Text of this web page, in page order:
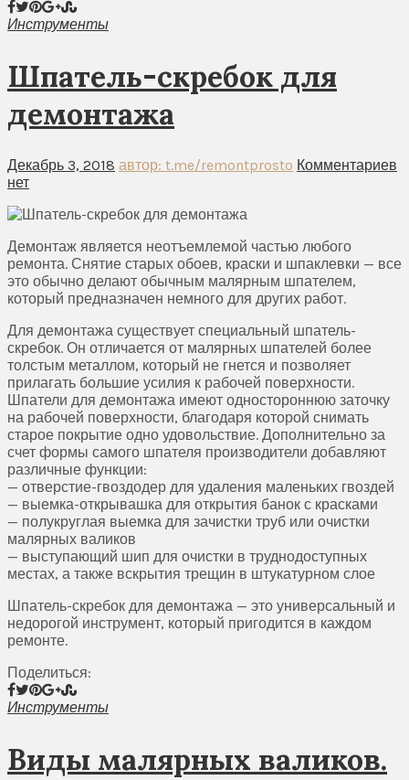
Инструменты
Шпатель-скребок для
демонтажа
Декабрь 3, 2018 автор: t.me/remontprosto Комментариев
нет
Демонтаж является неотъемлемой частью любого
ремонта. Снятие старых обоев, краски и шпаклевки — все
это обычно делают обычным малярным шпателем,
который предназначен немного для других работ.
Для демонтажа существует специальный шпатель-
скребок. Он отличается от малярных шпателей более
толстым металлом, который не гнется и позволяет
прилагать большие усилия к рабочей поверхности.
Шпатели для демонтажа имеют одностороннюю заточку
на рабочей поверхности, благодаря которой снимать
старое покрытие одно удовольствие. Дополнительно за
счет формы самого шпателя производители добавляют
различные функции:
— отверстие-гвоздодер для удаления маленьких гвоздей
— выемка-открывашка для открытия банок с красками
— полукруглая выемка для зачистки труб или очистки
малярных валиков
— выступающий шип для очистки в труднодоступных
местах, а также вскрытия трещин в штукатурном слое
Шпатель-скребок для демонтажа — это универсальный и
недорогой инструмент, который пригодится в каждом
ремонте.
Поделиться:
Инструменты
Виды малярных валиков.